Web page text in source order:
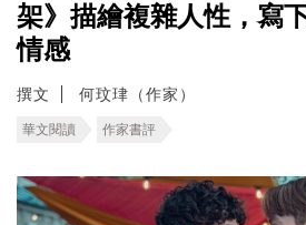
架》描繪複雜人性，寫
情感
撰文 何玟珒（作家）
華文閱讀 作家書評